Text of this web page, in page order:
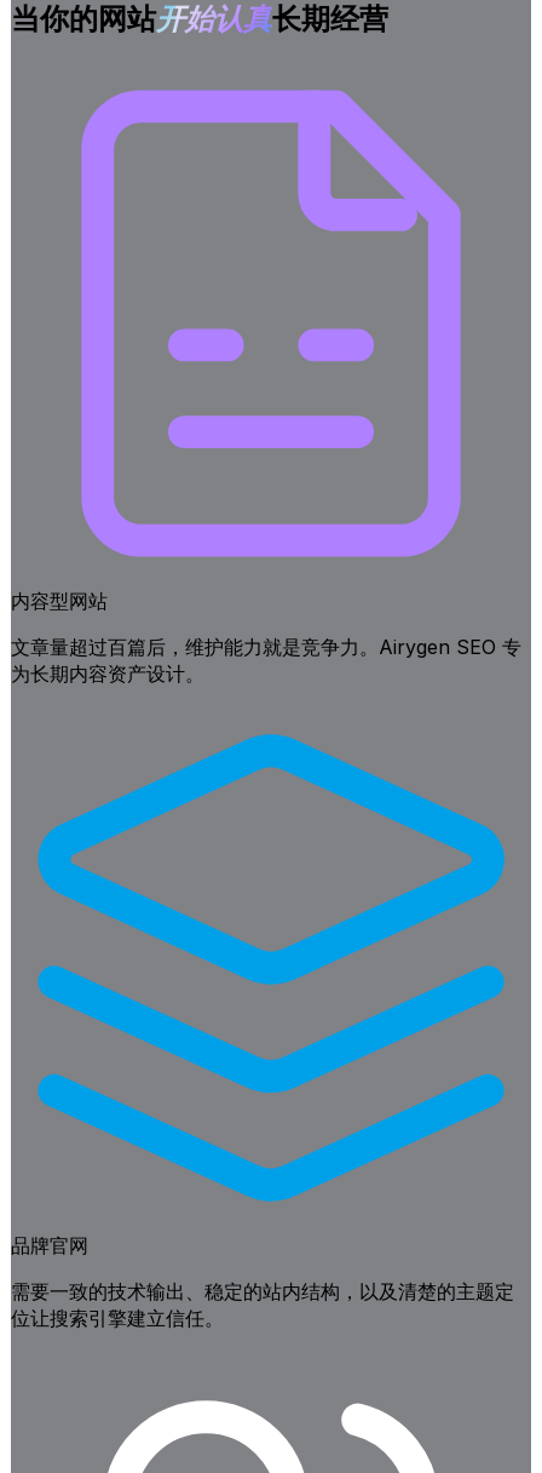
当你的网站开始认真长期经营
内容型网站
文章量超过百篇后，维护能力就是竞争力。Airygen SEO 专
为长期内容资产设计。
品牌官网
需要一致的技术输出、稳定的站内结构，以及清楚的主题定
位让搜索引擎建立信任。